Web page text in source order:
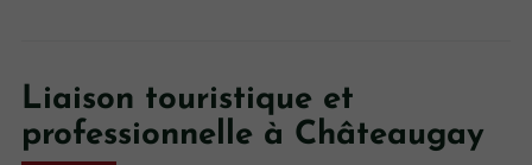
Liaison touristique et
professionnelle à Châteaugay